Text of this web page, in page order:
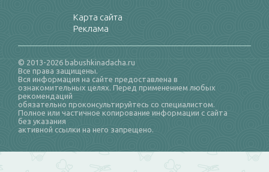
Карта сайта
Реклама
© 2013-2026 babushkinadacha.ru
Все права защищены.
Вся информация на сайте предоставлена в
ознакомительных целях. Перед применением любых
рекомендаций
обязательно проконсультируйтесь со специалистом.
Полное или частичное копирование информации с сайта
без указания
активной ссылки на него запрещено.